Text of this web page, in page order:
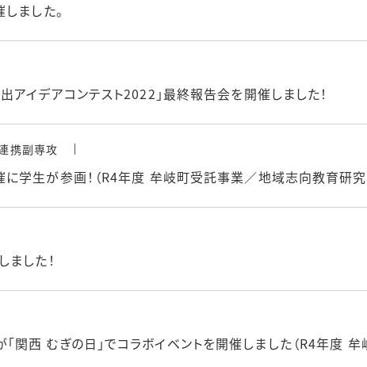
ました。
イデアコンテスト2022」最終報告会を開催しました！
携副専攻
に学生が参画！（R4年度 牟岐町受託事業／地域志向教育研
ました！
西 むぎの日」でコラボイベントを開催しました（R4年度 牟